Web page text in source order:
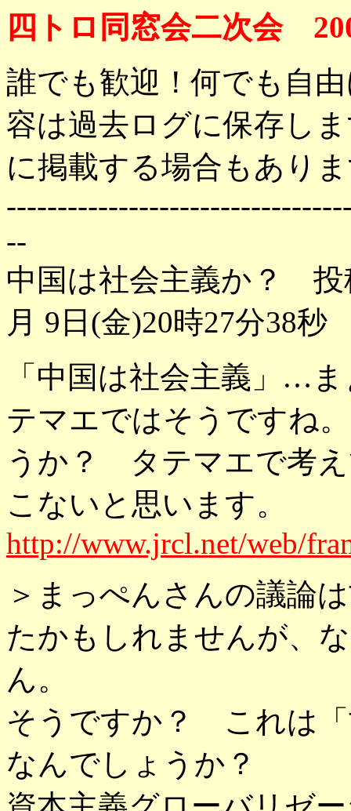
四トロ同窓会二次会
誰でも歓迎！何でも自
容は過去ログに保存し
に掲載する場合もあり
--
中国は社会主義か？
月 9日(金)20時27分38秒
「中国は社会主義」…
テマエではそうですね
うか？ タテマエで考
こないと思います。
http://www.jrcl.net/web/
＞まっぺんさんの議論
たかもしれませんが、
ん。
そうですか？ これは
なんでしょうか？